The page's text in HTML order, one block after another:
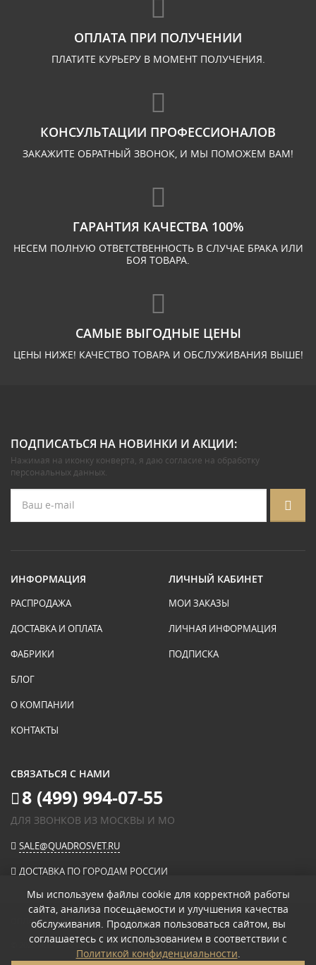
ОПЛАТА ПРИ ПОЛУЧЕНИИ
ПЛАТИТЕ КУРЬЕРУ В МОМЕНТ ПОЛУЧЕНИЯ.
КОНСУЛЬТАЦИИ ПРОФЕССИОНАЛОВ
ЗАКАЖИТЕ ОБРАТНЫЙ ЗВОНОК, И МЫ ПОМОЖЕМ ВАМ!
ГАРАНТИЯ КАЧЕСТВА 100%
НЕСЕМ ПОЛНУЮ ОТВЕТСТВЕННОСТЬ В СЛУЧАЕ БРАКА ИЛИ
БОЯ ТОВАРА.
САМЫЕ ВЫГОДНЫЕ ЦЕНЫ
ЦЕНЫ НИЖЕ! КАЧЕСТВО ТОВАРА И ОБСЛУЖИВАНИЯ ВЫШЕ!
ПОДПИСАТЬСЯ НА НОВИНКИ И АКЦИИ:
Нажимая на иконку конверта, я даю согласие на обработку
персональных данных.
ИНФОРМАЦИЯ
РАСПРОДАЖА
ДОСТАВКА И ОПЛАТА
ФАБРИКИ
БЛОГ
О КОМПАНИИ
КОНТАКТЫ
ЛИЧНЫЙ КАБИНЕТ
МОИ ЗАКАЗЫ
ЛИЧНАЯ ИНФОРМАЦИЯ
ПОДПИСКА
СВЯЗАТЬСЯ С НАМИ
8 (499) 994-07-55
ДЛЯ ЗВОНКОВ ИЗ МОСКВЫ И МО
SALE@QUADROSVET.RU
ДОСТАВКА ПО ГОРОДАМ РОССИИ
ОПЛАЧИВАЙТЕ ПРИ ПОЛУЧЕНИИ
© 2026«КВАДРО СВЕТ» ИНТЕРНЕТ-МАГАЗИН СВЕТИЛЬНИКОВ.
ПОЛИТИКА КОНФИДЕНЦИАЛЬНОСТИ
Мы используем файлы cookie для корректной работы
сайта, анализа посещаемости и улучшения качества
обслуживания. Продолжая пользоваться сайтом, вы
соглашаетесь с их использованием в соответствии с
Политикой конфиденциальности.